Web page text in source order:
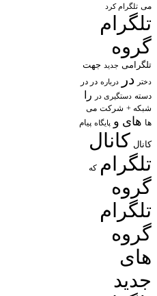
می تلگرام کرد
تلگرام
گروه
تلگرامی جدید جهت
دختر در درباره در در
دسته دستگیری در را
شبکه + شرکت می
ها های و پایگاه پیام
کانال کانال
تلگرام که
گروه
تلگرام
گروه
های
جدید